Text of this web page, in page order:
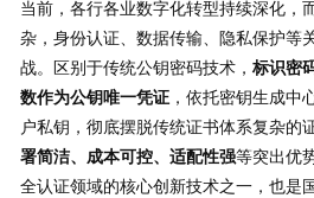
当前，各行各业数字化转型持续深化，
杂，身份认证、数据传输、隐私保护等
战。区别于传统公钥密码技术， 标识密
数作为公钥唯一凭证 ，依托密钥生成中
户私钥，彻底摆脱传统证书体系复杂的
署简洁、成本可控、适配性强等突出优
全认证领域的核心创新技术之一，也是